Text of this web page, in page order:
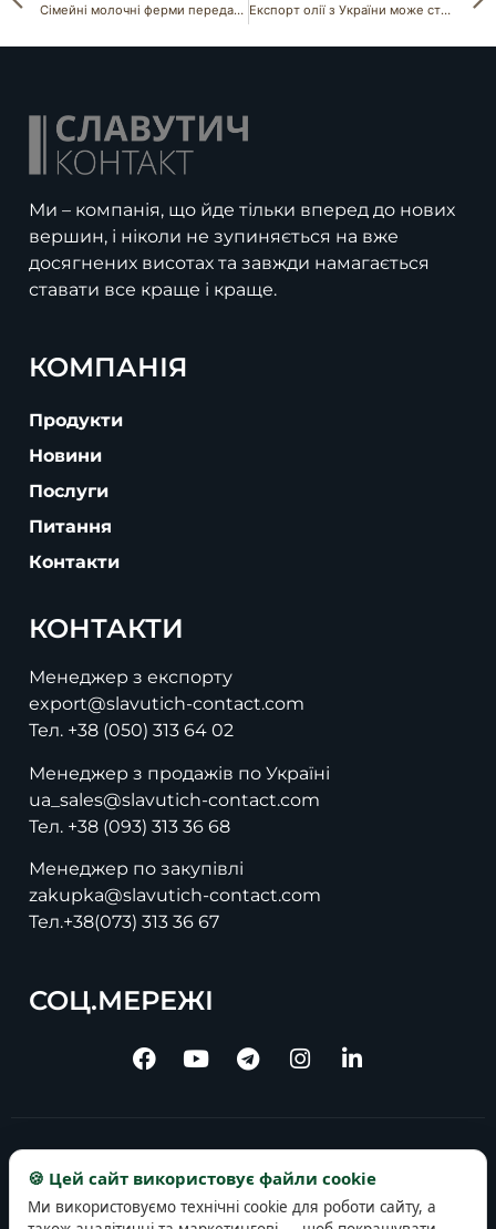
Сімейні молочні ферми передали ЗСУ 15 тис л молока Експорт олії з України може стати неможливим
Ми – компанія, що йде тільки вперед до нових
вершин, і ніколи не зупиняється на вже
досягнених висотах та завжди намагається
ставати все краще і краще.
КОМПАНІЯ
Продукти
Новини
Послуги
Питання
Контакти
КОНТАКТИ
Менеджер з експорту
export@slavutich-contact.com
Тел. +38 (050) 313 64 02
Менеджер з продажів по Україні
ua_sales@slavutich-contact.com
Тел. +38 (093) 313 36 68
Менеджер по закупівлі
zakupka@slavutich-contact.com
Тел.+38(073) 313 36 67
СОЦ.МЕРЕЖІ
🍪 Цей сайт використовує файли cookie
Ми використовуємо технічні cookie для роботи сайту, а